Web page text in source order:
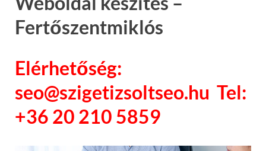
Fertőszentmiklós
Elérhetőség:
seo@szigetizsoltseo.hu Tel:
+36 20 210 5859